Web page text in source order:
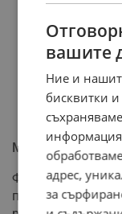
Маркетингов ход
Фактът, че
публичност,
вашите
Ние и
бисквитки
информация
адрес,
за